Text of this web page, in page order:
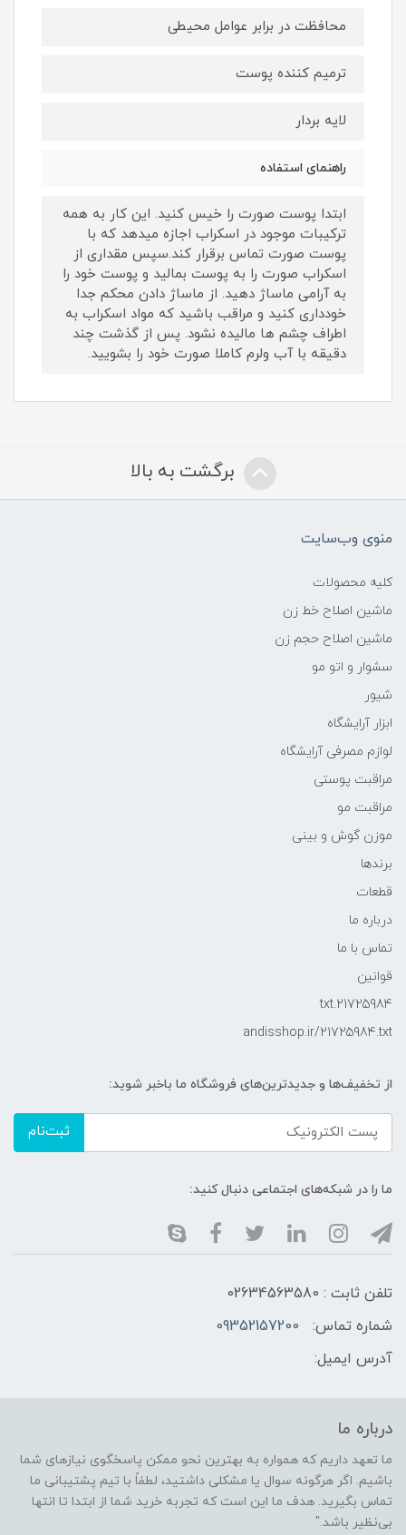
محافظت در برابر عوامل محیطی
ترمیم کننده پوست
لایه بردار
راهنمای استفاده
ابتدا پوست صورت را خیس کنید. این کار به همه
ترکیبات موجود در اسکراب اجازه میدهد که با
پوست صورت تماس برقرار کند.سپس مقداری از
اسکراب صورت را به پوست بمالید و پوست خود را
به آرامی ماساژ دهید. از ماساژ دادن محکم جدا
خودداری کنید و مراقب باشید که مواد اسکراب به
اطراف چشم ها مالیده نشود. پس از گذشت چند
دقیقه با آب ولرم کاملا صورت خود را بشویید.
برگشت به بالا
منوی وب‌سایت
کلیه محصولات
ماشین اصلاح خط زن
ماشین اصلاح حجم زن
سشوار و اتو مو
شیور
ابزار آرایشگاه
لوازم مصرفی آرایشگاه
مراقبت پوستی
مراقبت مو
موزن گوش و بینی
برندها
قطعات
درباره ما
تماس با ما
قوانین
21725984.txt
andisshop.ir/21725984.txt
از تخفیف‌ها و جدیدترین‌های فروشگاه ما باخبر شوید:
ثبت‌نام
ما را در شبکه‌های اجتماعی دنبال کنید:
تلفن ثابت : 02634563580
شماره تماس:
09352157200
آدرس ایمیل:
درباره ما
ما تعهد داریم که همواره به بهترین نحو ممکن پاسخگوی نیازهای شما
باشیم. اگر هرگونه سوال یا مشکلی داشتید، لطفاً با تیم پشتیبانی ما
تماس بگیرید. هدف ما این است که تجربه خرید شما از ابتدا تا انتها
بی‌نظیر باشد."